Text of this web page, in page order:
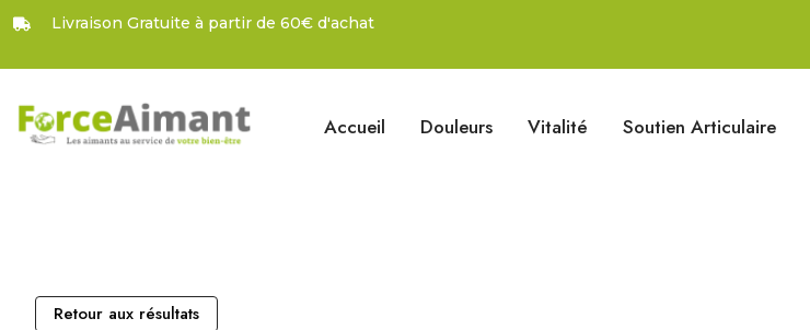
Livraison Gratuite à partir de 60€ d'achat
Accueil Douleurs Vitalité Soutien Articulaire
Retour aux résultats